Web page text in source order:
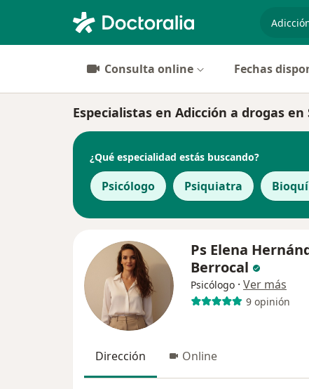
Consulta online Fechas
Especialistas en Adicción a drogas
¿Qué especialidad estás buscando?
Psicólogo Psiquiatra
Ps Elena
Berrocal
Psicólogo · Ver más
9 opinión
Dirección Online